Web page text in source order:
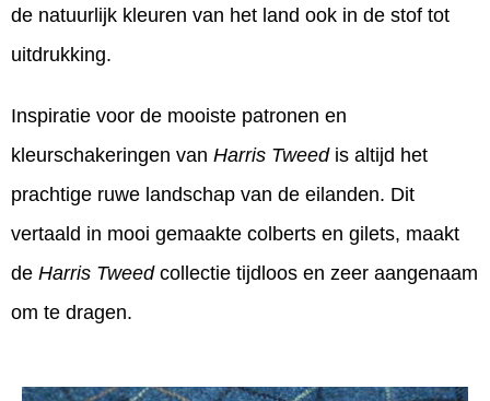
de natuurlijk kleuren van het land ook in de stof tot
uitdrukking.
Inspiratie voor de mooiste patronen en
kleurschakeringen van Harris Tweedis altijd het
prachtige ruwe landschap van de eilanden. Dit
vertaald in mooi gemaakte colberts en gilets, maakt
de Harris Tweed collectie tijdloos en zeer aangenaam
om te dragen.